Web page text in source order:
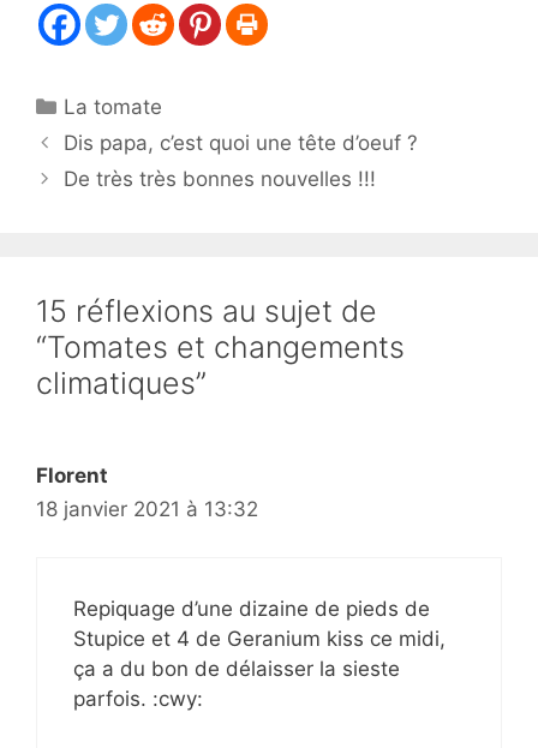
Catégories
La tomate
Dis papa, c’est quoi une tête d’oeuf ?
De très très bonnes nouvelles !!!
15 réflexions au sujet de
“Tomates et changements
climatiques”
Florent
18 janvier 2021 à 13:32
Repiquage d’une dizaine de pieds de
Stupice et 4 de Geranium kiss ce midi,
ça a du bon de délaisser la sieste
parfois. :cwy: